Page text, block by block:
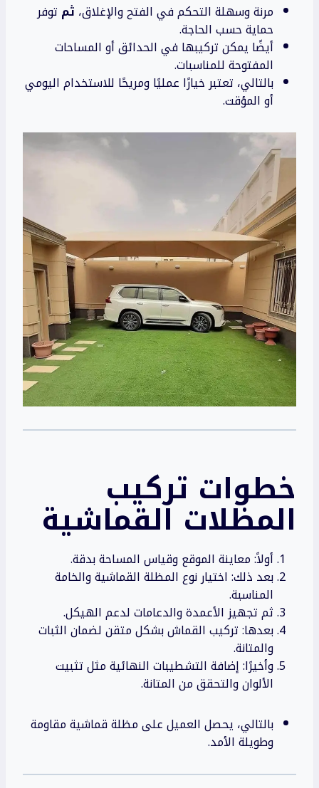
مرنة وسهلة التحكم في الفتح والإغلاق، ثم توفر
حماية حسب الحاجة.
أيضًا يمكن تركيبها في الحدائق أو المساحات
المفتوحة للمناسبات.
بالتالي، تعتبر خيارًا عمليًا ومريحًا للاستخدام اليومي
أو المؤقت.
خطوات تركيب
المظلات القماشية
أولاً: معاينة الموقع وقياس المساحة بدقة.
بعد ذلك: اختيار نوع المظلة القماشية والخامة
المناسبة.
ثم تجهيز الأعمدة والدعامات لدعم الهيكل.
بعدها: تركيب القماش بشكل متقن لضمان الثبات
والمتانة.
وأخيرًا: إضافة التشطيبات النهائية مثل تثبيت
الألوان والتحقق من المتانة.
بالتالي، يحصل العميل على مظلة قماشية مقاومة
وطويلة الأمد.